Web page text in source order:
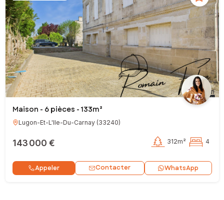
Maison - 6 pièces - 133m²
Lugon-Et-L'Ile-Du-Carnay(33240)
143 000 € 312m² 4
Appeler Contacter WhatsApp